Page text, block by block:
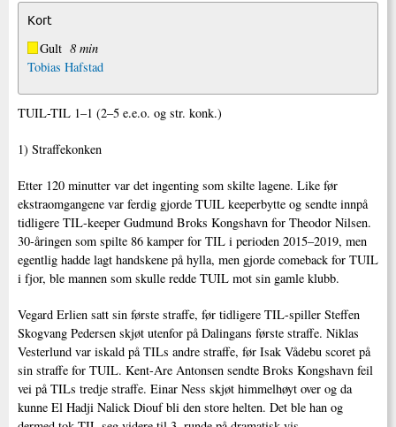
Kort
Gult 8 min
Tobias Hafstad
TUIL-TIL 1–1 (2–5 e.e.o. og str. konk.)
1) Straffekonken
Etter 120 minutter var det ingenting som skilte lagene. Like før
ekstraomgangene var ferdig gjorde TUIL keeperbytte og sendte innpå
tidligere TIL-keeper Gudmund Broks Kongshavn for Theodor Nilsen.
30-åringen som spilte 86 kamper for TIL i perioden 2015–2019, men
egentlig hadde lagt handskene på hylla, men gjorde comeback for TUIL
i fjor, ble mannen som skulle redde TUIL mot sin gamle klubb.
Vegard Erlien satt sin første straffe, før tidligere TIL-spiller Steffen
Skogvang Pedersen skjøt utenfor på Dalingans første straffe. Niklas
Vesterlund var iskald på TILs andre straffe, før Isak Vådebu scoret på
sin straffe for TUIL. Kent-Are Antonsen sendte Broks Kongshavn feil
vei på TILs tredje straffe. Einar Ness skjøt himmelhøyt over og da
kunne El Hadji Nalick Diouf bli den store helten. Det ble han og